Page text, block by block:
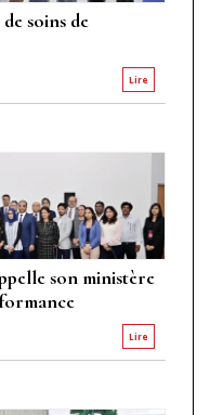
soins de
Lire
son ministère
Lire